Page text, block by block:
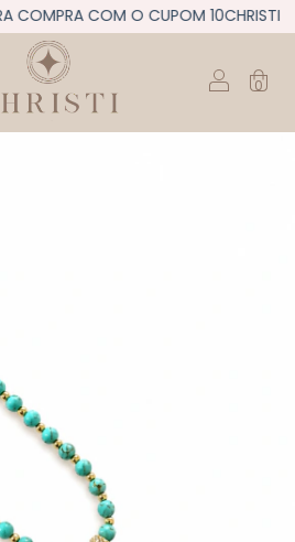
COMPRA COM O CUPOM 10CHRISTI
0